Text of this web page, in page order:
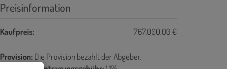
Preisinformation
Kaufpreis: 767.000,00 €
Provision: Die Provision bezahlt der Abgeber.